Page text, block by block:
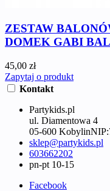
ZESTAW
DOMEK GABI
45,00 zł
Zapytaj o produkt
Kontakt
Partykids.pl
ul. Diamentowa 4
05-600 KobylinNIP:
sklep@partykids.pl
603662202
pn-pt 10-15
Facebook